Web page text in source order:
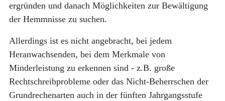
ergründen und danach Möglichkeiten zur Bewältigung
der Hemmnisse zu suchen.
Allerdings ist es nicht angebracht, bei jedem
Heranwachsenden, bei dem Merkmale von
Minderleistung zu erkennen sind - z.B. große
Rechtschreibprobleme oder das Nicht-Beherrschen der
Grundrechenarten auch in der fünften Jahrgangsstufe